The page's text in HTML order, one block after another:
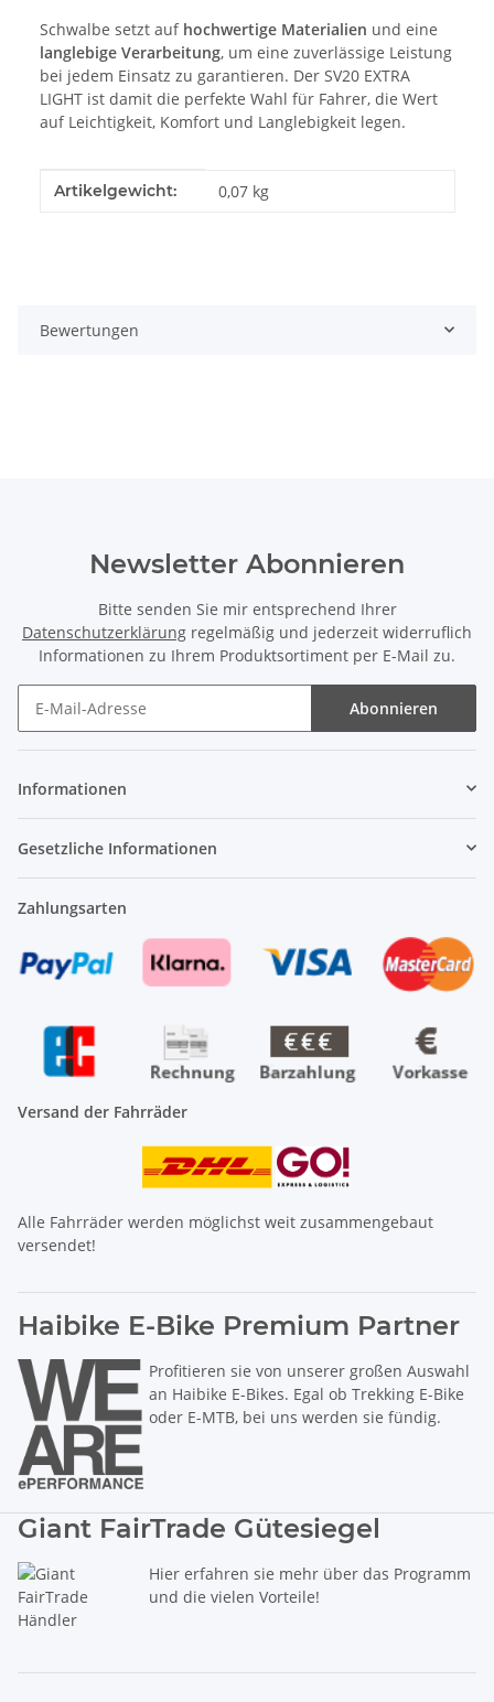
Schwalbe setzt auf hochwertige Materialien und eine
langlebige Verarbeitung, um eine zuverlässige Leistung
bei jedem Einsatz zu garantieren. Der SV20 EXTRA
LIGHT ist damit die perfekte Wahl für Fahrer, die Wert
auf Leichtigkeit, Komfort und Langlebigkeit legen.
Produkteigenschaft
Wert
Artikelgewicht: 0,07 kg
Bewertungen
Newsletter Abonnieren
Bitte senden Sie mir entsprechend Ihrer
Datenschutzerklärung regelmäßig und jederzeit widerruflich
Informationen zu Ihrem Produktsortiment per E-Mail zu.
Abonnieren
Informationen
Gesetzliche Informationen
Zahlungsarten
Versand der Fahrräder
Alle Fahrräder werden möglichst weit zusammengebaut
versendet!
Haibike E-Bike Premium Partner
Profitieren sie von unserer großen Auswahl
an Haibike E-Bikes. Egal ob Trekking E-Bike
oder E-MTB, bei uns werden sie fündig.
Giant FairTrade Gütesiegel
Hier erfahren sie mehr über das Programm
und die vielen Vorteile!